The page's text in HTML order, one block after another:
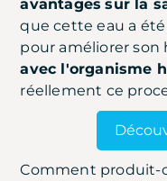
avantages sur la
que cette eau a
pour améliorer
avec l'organisme
réellement ce
Comment produit-